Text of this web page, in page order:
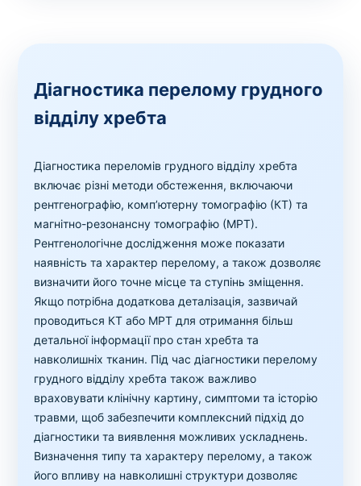
Діагностика перелому грудного
відділу хребта
Діагностика переломів грудного відділу хребта
включає різні методи обстеження, включаючи
рентгенографію, комп’ютерну томографію (КТ) та
магнітно-резонансну томографію (МРТ).
Рентгенологічне дослідження може показати
наявність та характер перелому, а також дозволяє
визначити його точне місце та ступінь зміщення.
Якщо потрібна додаткова деталізація, зазвичай
проводиться КТ або МРТ для отримання більш
детальної інформації про стан хребта та
навколишніх тканин. Під час діагностики перелому
грудного відділу хребта також важливо
враховувати клінічну картину, симптоми та історію
травми, щоб забезпечити комплексний підхід до
діагностики та виявлення можливих ускладнень.
Визначення типу та характеру перелому, а також
його впливу на навколишні структури дозволяє